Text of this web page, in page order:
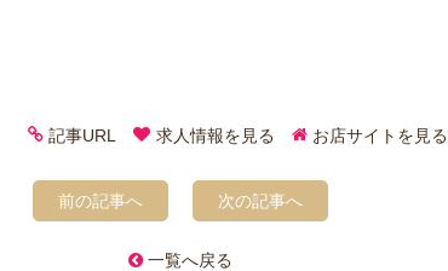
記事URL 求人情報を見る お店サイトを見る
前の記事へ 次の記事へ
一覧へ戻る